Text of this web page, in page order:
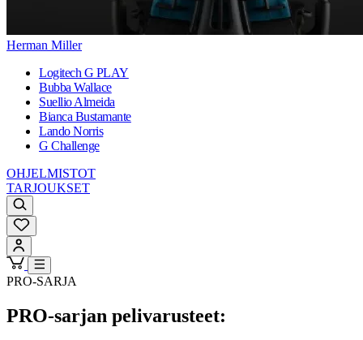
Herman Miller
Logitech G PLAY
Bubba Wallace
Suellio Almeida
Bianca Bustamante
Lando Norris
G Challenge
OHJELMISTOT
TARJOUKSET
PRO-SARJA
PRO-sarjan pelivarusteet: